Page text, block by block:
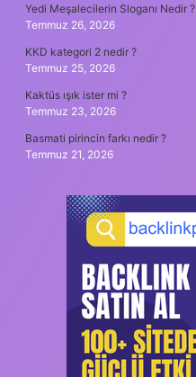
Yedi Meşalecilerin Sloganı Nedir ?
Temmuz 26, 2026
KKD kategori 2 nedir ?
Temmuz 25, 2026
Kaktüs ışık ister mi ?
Temmuz 23, 2026
Basmati pirincin farkı nedir ?
Temmuz 21, 2026